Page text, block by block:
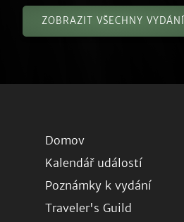
ZOBRAZIT VŠECHNY VYDÁNÍ
Domov
Kalendář událostí
Poznámky k vydání
Traveler's Guild